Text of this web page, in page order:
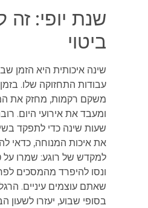
שנת יופי: זה
ביטוי
שינה איכותית היא הזמן שבו
עבודות התחזוקה שלו. בזמן
משקם רקמות, מחזק את
שעות שינה כדי לתפקד בשיא
את איכות המנוחה, כדאי
למקדש של רוגע: שמרו על
ונסו להיפרד מהמסכים לפחות
שאתם עוצמים עיניים. הרגלי
בסופי שבוע, יעזרו לשעון